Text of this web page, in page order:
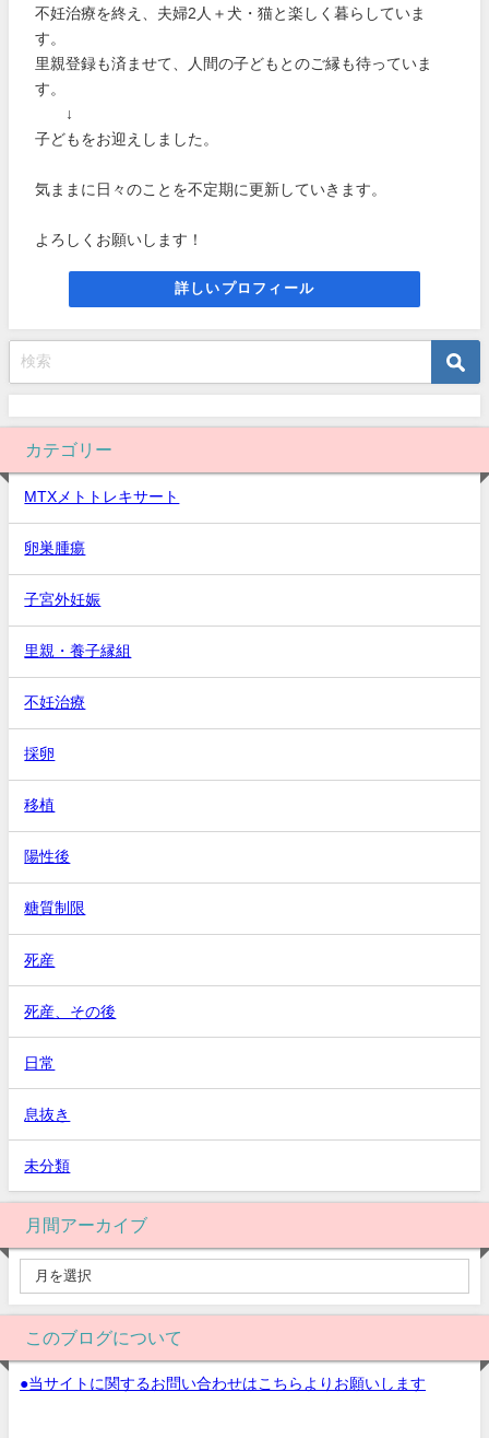
不妊治療を終え、夫婦2人＋犬・猫と楽しく暮らしていま
す。
里親登録も済ませて、人間の子どもとのご縁も待っていま
す。
↓
子どもをお迎えしました。
気ままに日々のことを不定期に更新していきます。
よろしくお願いします！
詳しいプロフィール
カテゴリー
MTXメトトレキサート
卵巣腫瘍
子宮外妊娠
里親・養子縁組
不妊治療
採卵
移植
陽性後
糖質制限
死産
死産、その後
日常
息抜き
未分類
月間アーカイブ
このブログについて
●当サイトに関するお問い合わせはこちらよりお願いします